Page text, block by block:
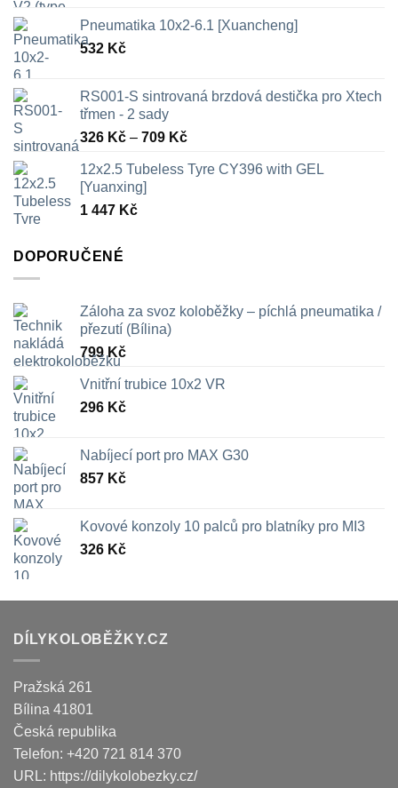
Pneumatika 10x2-6.1 [Xuancheng]
532 Kč
RS001-S sintrovaná brzdová destička pro Xtech
třmen - 2 sady
326 Kč – 709 KčRozpětí
326 Kč
12x2.5 Tubeless Tyre CY396 with GEL
[Yuanxing]
1 447 Kč
DOPORUČENÉ
Záloha za svoz koloběžky – píchlá pneumatika /
přezutí (Bílina)
799Kč
Vnitřní trubice 10x2 VR
296 Kč
Nabíjecí port pro MAX G30
857 Kč
Kovové konzoly 10 palců pro blatníky pro MI3
326 Kč
DÍLYKOLOBĚŽKY.CZ
Pražská 261
Bílina 41801
Česká republika
Telefon: +420 721 814 370
URL: https://dilykolobezky.cz/